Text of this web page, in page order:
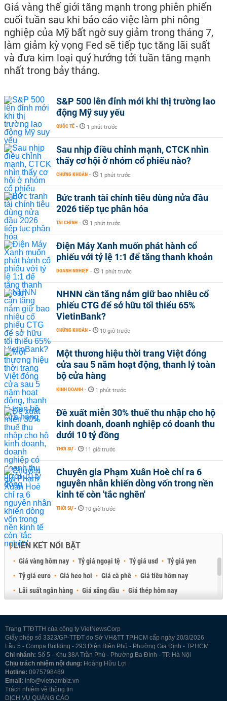
Giá vàng thế giới tăng mạnh trong phiên phiến
cuối tuần sau khi báo cáo việc làm phi nông
nghiệp của Mỹ bất ngờ suy giảm trong tháng 7,
làm giảm kỳ vọng Fed sẽ tiếp tục tăng lãi suất
và đưa kim loại quý hướng tới tuần tăng mạnh
nhất trong bảy tháng.
S&P 500 lên đỉnh mới khi thị trường lao
động Mỹ suy yếu
QUỐC TẾ - 1 phút trước
Sau nhịp điều chỉnh mạnh, CTCK nhìn
thấy cơ hội ở nhóm cổ phiếu nào?
CHỨNG KHOÁN - 1 phút trước
Bức tranh tài chính tiêu dùng nửa đầu
2026 tiếp tục phân hóa
TÀI CHÍNH - 1 phút trước
Điện Máy Xanh muốn phát hành cổ
phiếu với tỷ lệ 1:1 để tăng thanh khoản
DOANH NGHIỆP - 1 phút trước
NHNN cần tăng nắm giữ bao nhiêu cổ
phiếu CTG để sở hữu tối thiểu 65%
VietinBank?
CHỨNG KHOÁN - 10 giờ trước
Một thương hiệu thời trang Việt đóng
cửa sau 5 năm hoạt động, thanh lý toàn
bộ cửa hàng
KINH DOANH - 1 phút trước
Đề xuất miễn 30% thuế thu nhập cho hộ
kinh doanh, doanh nghiệp có doanh thu
dưới 10 tỷ đồng
THỜI SỰ - 11 giờ trước
Chuyên gia Phạm Xuân Hoè chỉ ra 6
nguyên nhân khiến dòng vốn trong nền
kinh tế còn 'tắc nghẽn'
THỜI SỰ - 10 giờ trước
LIÊN KẾT NỔI BẬT
Giá vàng hôm nay Tỷ giá ngoại tệ Tỷ giá usd
Tỷ giá yen
Tỷ giá euro
Giá heo hơi Giá cà phê
Giá tiêu hôm nay
Lãi suất ngân hàng
Giá xăng dầu
Giá thép hôm nay
Trang TTĐTTH của công ty VietNewsCorp
Giấy phép số 3323/GP-TTĐT do Sở VH&TT TP.HCM cấp ngày 20/3/2026
Lầu 5 - Compa Building - 293 Điện Biên Phủ - Phường Gia Định - TP.HCM
Chi nhánh: Số 5 - Khu 38A Trần Phú - Phường Ba Đình - TP. Hà Nội
Chịu trách nhiệm nội dung: Hoàng Hữu Lợi
Hotline: 0975798489
Email: info@vietnambiz.vn
Trách nhiệm về thông tin
DỊCH VỤ QUẢNG CÁO